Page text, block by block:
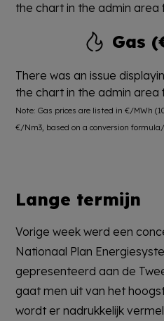
the chart in the admin area
Gas
There was an issue
the chart in the admin area
Note: Gas prices are listed in €/MWh
€/Nm3, based on a conversion formula/
Lange termijn
Vorige week werd een
Nationaal Plan
gepresenteerd aan de
gaat men uit van het
wordt er nadrukkelijk